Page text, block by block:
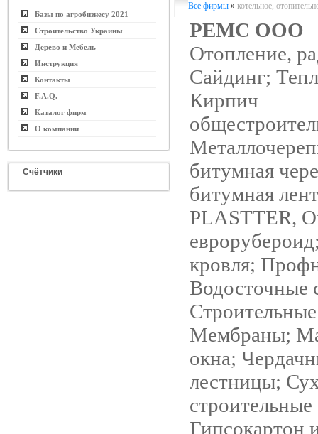
Базы по агробизнесу 2021
Строительство Украины
Дерево и Мебель
Инструкция
Контакты
F.A.Q.
Каталог фирм
О компании
Счётчики
Все фирмы » котельное,
РЕМС ООО
Отопление,
Сайдинг;
Кирпич
битумная
битумная
PLASTTER,
кровля;
Водосточные
Мембраны;
окна;
лестницы;
Гипсокартон